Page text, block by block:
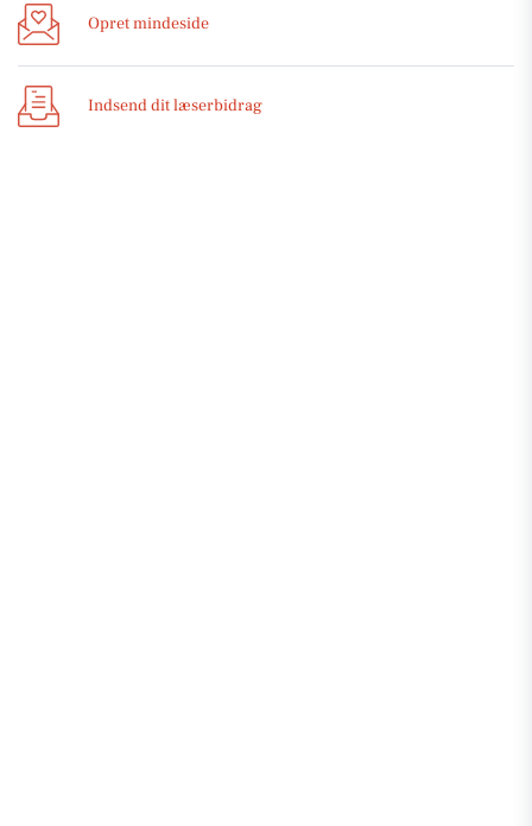
Opret mindeside
Indsend dit læserbidrag